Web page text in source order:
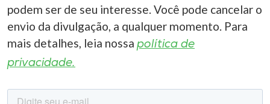
podem ser de seu interesse. Você pode cancelar o
envio da divulgação, a qualquer momento. Para
mais detalhes, leia nossa política de
privacidade.